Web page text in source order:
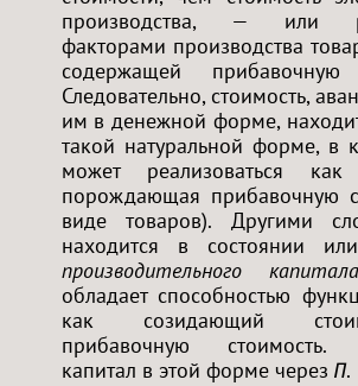
производства, — или
факторами производства
содержащей прибавочную
Следовательно, стоимость,
им в денежной форме,
такой натуральной форме, в
может реализоваться как
порождающая прибавочную
виде товаров). Другими
находится в состоянии
производительного капитала
обладает способностью
как созидающий
прибавочную стоимость.
капитал в этой форме через П.